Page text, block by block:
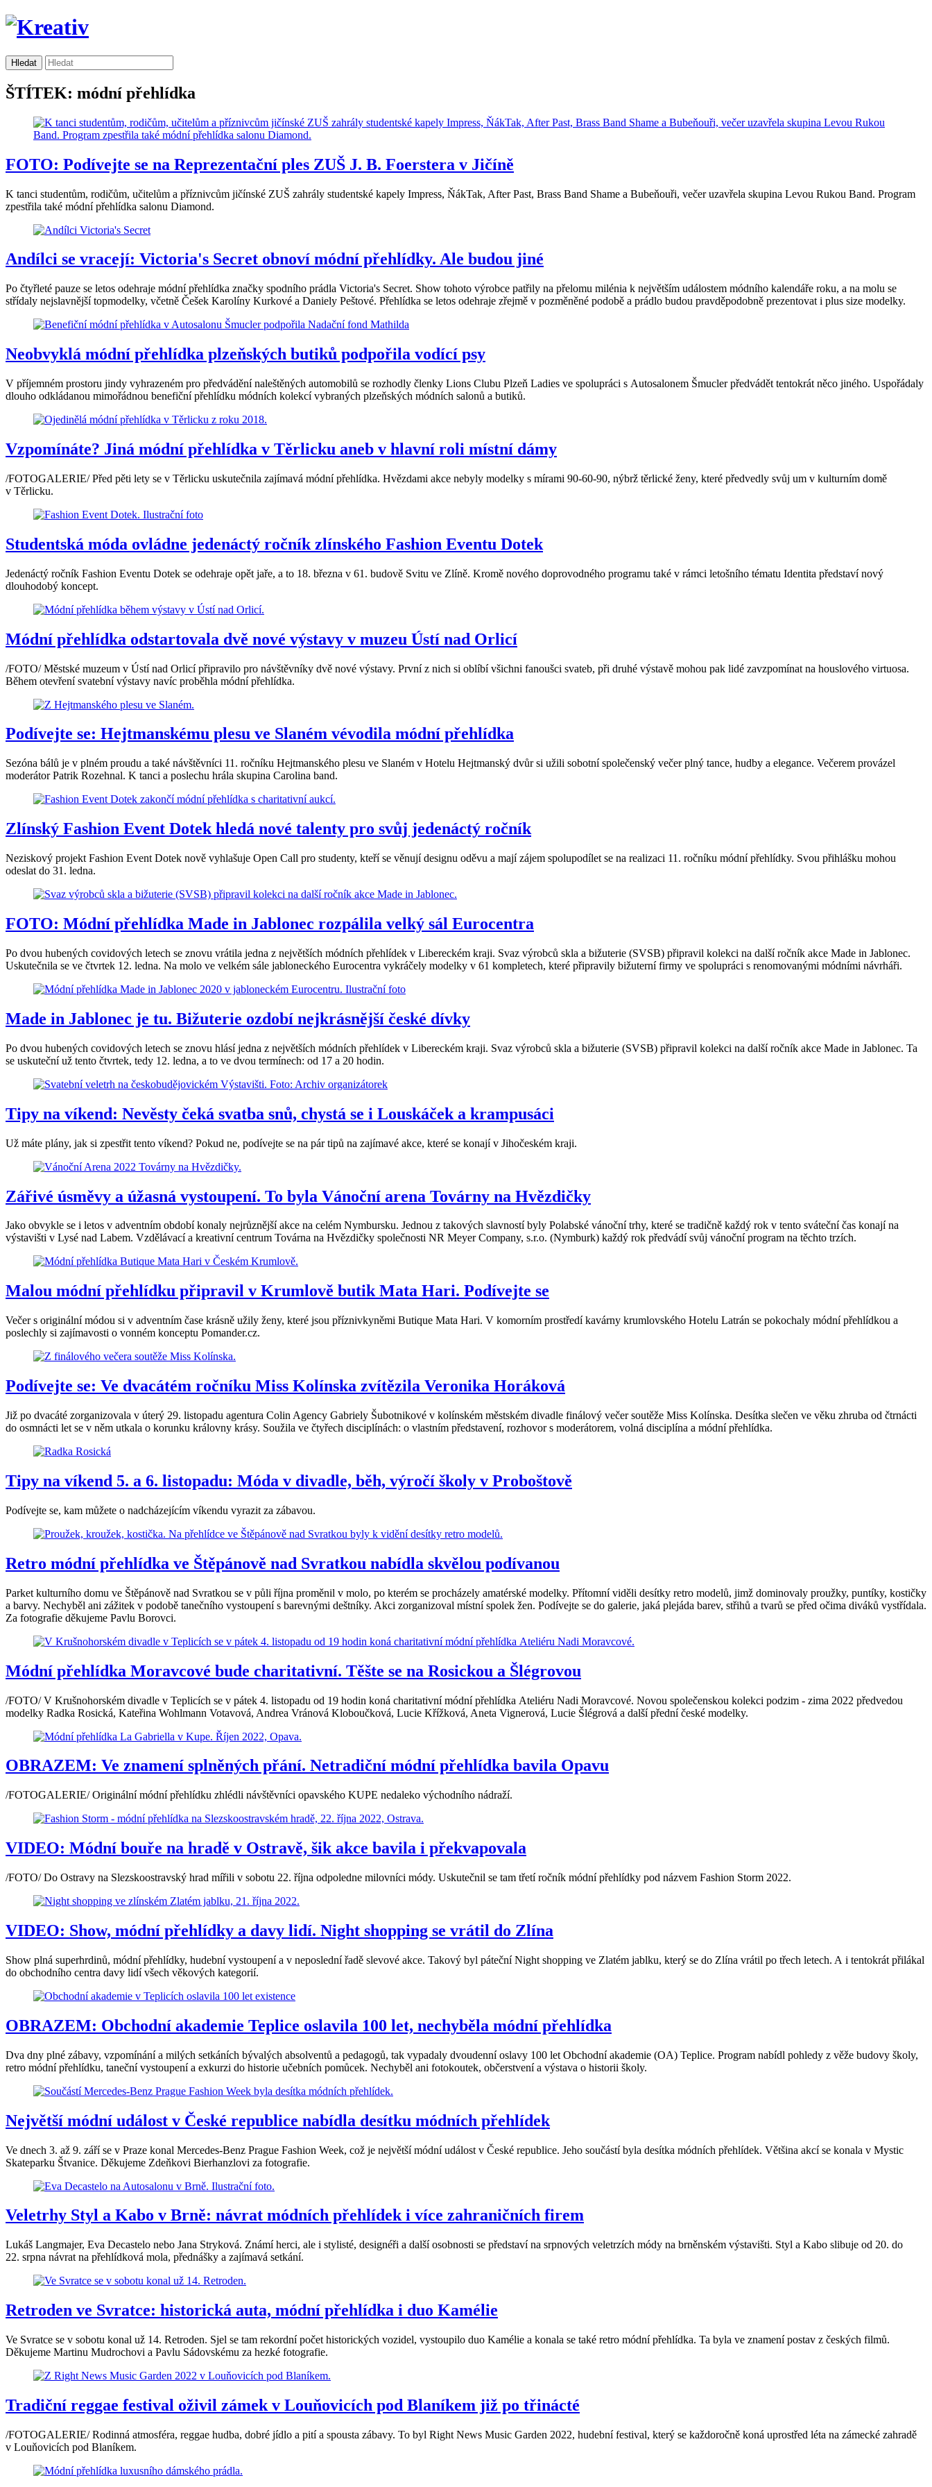
ŠTÍTEK: módní přehlídka
FOTO: Podívejte se na Reprezentační ples ZUŠ J. B. Foerstera v Jičíně
K tanci studentům, rodičům, učitelům a příznivcům jičínské ZUŠ zahrály studentské kapely Impress, ŇákTak, After Past, Brass Band Shame a Bubeňouři, večer uzavřela skupina Levou Rukou Band. Program
zpestřila také módní přehlídka salonu Diamond.
Andílci se vracejí: Victoria's Secret obnoví módní přehlídky. Ale budou jiné
Po čtyřleté pauze se letos odehraje módní přehlídka značky spodního prádla Victoria's Secret. Show tohoto výrobce patřily na přelomu milénia k největším událostem módního kalendáře roku, a na molu se
střídaly nejslavnější topmodelky, včetně Češek Karolíny Kurkové a Daniely Peštové. Přehlídka se letos odehraje zřejmě v pozměněné podobě a prádlo budou pravděpodobně prezentovat i plus size modelky.
Neobvyklá módní přehlídka plzeňských butiků podpořila vodící psy
V příjemném prostoru jindy vyhrazeném pro předvádění naleštěných automobilů se rozhodly členky Lions Clubu Plzeň Ladies ve spolupráci s Autosalonem Šmucler předvádět tentokrát něco jiného. Uspořádaly
dlouho odkládanou mimořádnou benefiční přehlídku módních kolekcí vybraných plzeňských módních salonů a butiků.
Vzpomínáte? Jiná módní přehlídka v Těrlicku aneb v hlavní roli místní dámy
/FOTOGALERIE/ Před pěti lety se v Těrlicku uskutečnila zajímavá módní přehlídka. Hvězdami akce nebyly modelky s mírami 90-60-90, nýbrž těrlické ženy, které předvedly svůj um v kulturním domě
v Těrlicku.
Studentská móda ovládne jedenáctý ročník zlínského Fashion Eventu Dotek
Jedenáctý ročník Fashion Eventu Dotek se odehraje opět jaře, a to 18. března v 61. budově Svitu ve Zlíně. Kromě nového doprovodného programu také v rámci letošního tématu Identita představí nový
dlouhodobý koncept.
Módní přehlídka odstartovala dvě nové výstavy v muzeu Ústí nad Orlicí
/FOTO/ Městské muzeum v Ústí nad Orlicí připravilo pro návštěvníky dvě nové výstavy. První z nich si oblíbí všichni fanoušci svateb, při druhé výstavě mohou pak lidé zavzpomínat na houslového virtuosa.
Během otevření svatební výstavy navíc proběhla módní přehlídka.
Podívejte se: Hejtmanskému plesu ve Slaném vévodila módní přehlídka
Sezóna bálů je v plném proudu a také návštěvníci 11. ročníku Hejtmanského plesu ve Slaném v Hotelu Hejtmanský dvůr si užili sobotní společenský večer plný tance, hudby a elegance. Večerem provázel
moderátor Patrik Rozehnal. K tanci a poslechu hrála skupina Carolina band.
Zlínský Fashion Event Dotek hledá nové talenty pro svůj jedenáctý ročník
Neziskový projekt Fashion Event Dotek nově vyhlašuje Open Call pro studenty, kteří se věnují designu oděvu a mají zájem spolupodílet se na realizaci 11. ročníku módní přehlídky. Svou přihlášku mohou
odeslat do 31. ledna.
FOTO: Módní přehlídka Made in Jablonec rozpálila velký sál Eurocentra
Po dvou hubených covidových letech se znovu vrátila jedna z největších módních přehlídek v Libereckém kraji. Svaz výrobců skla a bižuterie (SVSB) připravil kolekci na další ročník akce Made in Jablonec.
Uskutečnila se ve čtvrtek 12. ledna. Na molo ve velkém sále jabloneckého Eurocentra vykráčely modelky v 61 kompletech, které připravily bižuterní firmy ve spolupráci s renomovanými módními návrháři.
Made in Jablonec je tu. Bižuterie ozdobí nejkrásnější české dívky
Po dvou hubených covidových letech se znovu hlásí jedna z největších módních přehlídek v Libereckém kraji. Svaz výrobců skla a bižuterie (SVSB) připravil kolekci na další ročník akce Made in Jablonec. Ta
se uskuteční už tento čtvrtek, tedy 12. ledna, a to ve dvou termínech: od 17 a 20 hodin.
Tipy na víkend: Nevěsty čeká svatba snů, chystá se i Louskáček a krampusáci
Už máte plány, jak si zpestřit tento víkend? Pokud ne, podívejte se na pár tipů na zajímavé akce, které se konají v Jihočeském kraji.
Zářivé úsměvy a úžasná vystoupení. To byla Vánoční arena Továrny na Hvězdičky
Jako obvykle se i letos v adventním období konaly nejrůznější akce na celém Nymbursku. Jednou z takových slavností byly Polabské vánoční trhy, které se tradičně každý rok v tento sváteční čas konají na
výstavišti v Lysé nad Labem. Vzdělávací a kreativní centrum Továrna na Hvězdičky společnosti NR Meyer Company, s.r.o. (Nymburk) každý rok předvádí svůj vánoční program na těchto trzích.
Malou módní přehlídku připravil v Krumlově butik Mata Hari. Podívejte se
Večer s originální módou si v adventním čase krásně užily ženy, které jsou příznivkyněmi Butique Mata Hari. V komorním prostředí kavárny krumlovského Hotelu Latrán se pokochaly módní přehlídkou a
poslechly si zajímavosti o vonném konceptu Pomander.cz.
Podívejte se: Ve dvacátém ročníku Miss Kolínska zvítězila Veronika Horáková
Již po dvacáté zorganizovala v úterý 29. listopadu agentura Colin Agency Gabriely Šubotnikové v kolínském městském divadle finálový večer soutěže Miss Kolínska. Desítka slečen ve věku zhruba od čtrnácti
do osmnácti let se v něm utkala o korunku královny krásy. Soužila ve čtyřech disciplínách: o vlastním představení, rozhovor s moderátorem, volná disciplína a módní přehlídka.
Tipy na víkend 5. a 6. listopadu: Móda v divadle, běh, výročí školy v Proboštově
Podívejte se, kam můžete o nadcházejícím víkendu vyrazit za zábavou.
Retro módní přehlídka ve Štěpánově nad Svratkou nabídla skvělou podívanou
Parket kulturního domu ve Štěpánově nad Svratkou se v půli října proměnil v molo, po kterém se procházely amatérské modelky. Přítomní viděli desítky retro modelů, jimž dominovaly proužky, puntíky, kostičky
a barvy. Nechyběl ani zážitek v podobě tanečního vystoupení s barevnými deštníky. Akci zorganizoval místní spolek žen. Podívejte se do galerie, jaká plejáda barev, střihů a tvarů se před očima diváků vystřídala.
Za fotografie děkujeme Pavlu Borovci.
Módní přehlídka Moravcové bude charitativní. Těšte se na Rosickou a Šlégrovou
/FOTO/ V Krušnohorském divadle v Teplicích se v pátek 4. listopadu od 19 hodin koná charitativní módní přehlídka Ateliéru Nadi Moravcové. Novou společenskou kolekci podzim - zima 2022 předvedou
modelky Radka Rosická, Kateřina Wohlmann Votavová, Andrea Vránová Kloboučková, Lucie Křížková, Aneta Vignerová, Lucie Šlégrová a další přední české modelky.
OBRAZEM: Ve znamení splněných přání. Netradiční módní přehlídka bavila Opavu
/FOTOGALERIE/ Originální módní přehlídku zhlédli návštěvníci opavského KUPE nedaleko východního nádraží.
VIDEO: Módní bouře na hradě v Ostravě, šik akce bavila i překvapovala
/FOTO/ Do Ostravy na Slezskoostravský hrad mířili v sobotu 22. října odpoledne milovníci módy. Uskutečnil se tam třetí ročník módní přehlídky pod názvem Fashion Storm 2022.
VIDEO: Show, módní přehlídky a davy lidí. Night shopping se vrátil do Zlína
Show plná superhrdinů, módní přehlídky, hudební vystoupení a v neposlední řadě slevové akce. Takový byl páteční Night shopping ve Zlatém jablku, který se do Zlína vrátil po třech letech. A i tentokrát přilákal
do obchodního centra davy lidí všech věkových kategorií.
OBRAZEM: Obchodní akademie Teplice oslavila 100 let, nechyběla módní přehlídka
Dva dny plné zábavy, vzpomínání a milých setkáních bývalých absolventů a pedagogů, tak vypadaly dvoudenní oslavy 100 let Obchodní akademie (OA) Teplice. Program nabídl pohledy z věže budovy školy,
retro módní přehlídku, taneční vystoupení a exkurzi do historie učebních pomůcek. Nechyběl ani fotokoutek, občerstvení a výstava o historii školy.
Největší módní událost v České republice nabídla desítku módních přehlídek
Ve dnech 3. až 9. září se v Praze konal Mercedes-Benz Prague Fashion Week, což je největší módní událost v České republice. Jeho součástí byla desítka módních přehlídek. Většina akcí se konala v Mystic
Skateparku Štvanice. Děkujeme Zdeňkovi Bierhanzlovi za fotografie.
Veletrhy Styl a Kabo v Brně: návrat módních přehlídek i více zahraničních firem
Lukáš Langmajer, Eva Decastelo nebo Jana Stryková. Známí herci, ale i stylisté, designéři a další osobnosti se představí na srpnových veletrzích módy na brněnském výstavišti. Styl a Kabo slibuje od 20. do
22. srpna návrat na přehlídková mola, přednášky a zajímavá setkání.
Retroden ve Svratce: historická auta, módní přehlídka i duo Kamélie
Ve Svratce se v sobotu konal už 14. Retroden. Sjel se tam rekordní počet historických vozidel, vystoupilo duo Kamélie a konala se také retro módní přehlídka. Ta byla ve znamení postav z českých filmů.
Děkujeme Martinu Mudrochovi a Pavlu Sádovskému za hezké fotografie.
Tradiční reggae festival oživil zámek v Louňovicích pod Blaníkem již po třinácté
/FOTOGALERIE/ Rodinná atmosféra, reggae hudba, dobré jídlo a pití a spousta zábavy. To byl Right News Music Garden 2022, hudební festival, který se každoročně koná uprostřed léta na zámecké zahradě
v Louňovicích pod Blaníkem.